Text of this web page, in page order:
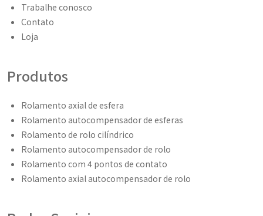
Trabalhe conosco
Contato
Loja
Produtos
Rolamento axial de esfera
Rolamento autocompensador de esferas
Rolamento de rolo cilíndrico
Rolamento autocompensador de rolo
Rolamento com 4 pontos de contato
Rolamento axial autocompensador de rolo